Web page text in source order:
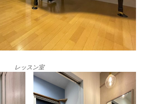
レッスン室